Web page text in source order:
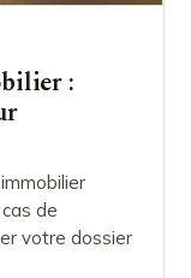
:
de
votre dossier